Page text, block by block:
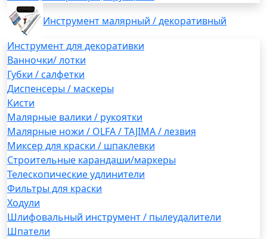
Инструмент малярный / декоративный
Инструмент для декоративки
Ванночки/ лотки
Губки / салфетки
Диспенсеры / маскеры
Кисти
Малярные валики / рукоятки
Малярные ножи / OLFA / TAJIMA / лезвия
Миксер для краски / шпаклевки
Строительные карандаши/маркеры
Телескопические удлинители
Фильтры для краски
Ходули
Шлифовальный инструмент / пылеудалители
Шпатели